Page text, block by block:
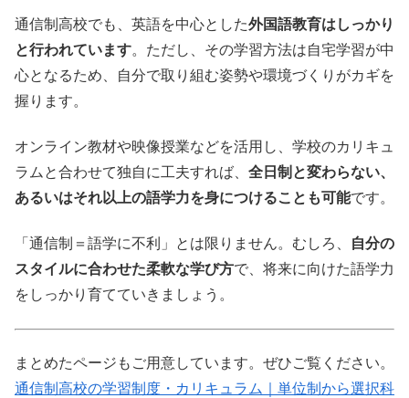
通信制高校でも、英語を中心とした外国語教育はしっかり
と行われています。ただし、その学習方法は自宅学習が中
心となるため、自分で取り組む姿勢や環境づくりがカギを
握ります。
オンライン教材や映像授業などを活用し、学校のカリキュ
ラムと合わせて独自に工夫すれば、 全日制と変わらない、
あるいはそれ以上の語学力を身につけることも可能です。
「通信制＝語学に不利」とは限りません。むしろ、
自分の
スタイルに合わせた柔軟な学び方で、将来に向けた語学力
をしっかり育てていきましょう。
まとめたページもご用意しています。ぜひご覧ください。
通信制高校の学習制度・カリキュラム｜単位制から選択科